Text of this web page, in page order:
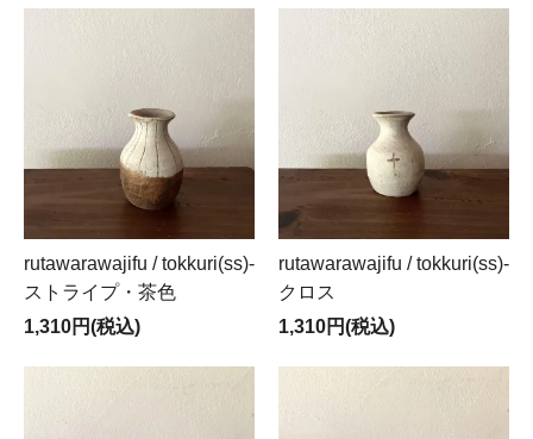
rutawarawajifu / tokkuri(ss)-
ストライプ・茶色
1,310円(税込)
rutawarawajifu / tokkuri(ss)-
クロス
1,310円(税込)